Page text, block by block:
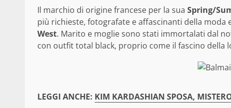
Il marchio di origine francese per la sua Spring/
più richieste, fotografate e affascinanti della moda
West. Marito e moglie sono stati immortalati dal
con outfit total black, proprio come il fascino della
LEGGI ANCHE: KIM KARDASHIAN SPOSA,